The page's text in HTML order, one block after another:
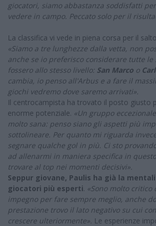
giocatori, siamo abbastanza soddisfatti
vedere in campo. Peccato solo per il
La classifica vi vede in piena corsa per il
«Siamo a tre lunghezze dalla vetta, non
anche se io preferisco considerare tutte le
fossero allo stesso livello: San Marco o
cambia, io penso all'Arbus e a fare il
giochi vedremo dove saremo arrivati».
Il centrocampista ha trovato il posto giusto
enorme potenziale. «Un gruppo
molto sana: penso siano gli aspetti più
sottolineare. Per quanto mi riguarda
segnare qualche gol in più. Ci sto
ad allenarmi in maniera specifica in
trovare al top nei momenti decisivi».
Seppur giovane, Paulis ha già la
giocatori più esperti. «Sono molto critico
impegno per fare sempre meglio, anche
prestazione trovo il lato negativo su cui
crescere ulteriormente». Le esperienze